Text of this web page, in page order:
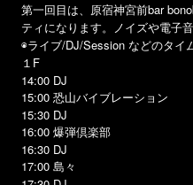
第一回目は、原宿神宮前bar
ティになります。ノイズや電子
◉ライブ/DJ/Session などのタイ
１F
14:00 DJ
15:00 恐山バイブレーション
15:30 DJ
16:00 爆弾倶楽部
16:30 DJ
17:00 島々